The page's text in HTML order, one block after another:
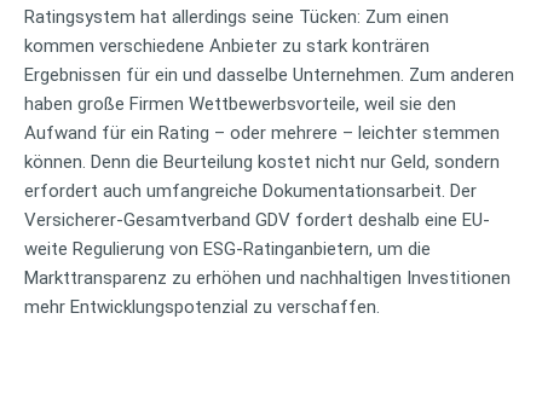
Ratingsystem hat allerdings seine Tücken: Zum einen
kommen verschiedene Anbieter zu stark konträren
Ergebnissen für ein und dasselbe Unternehmen. Zum anderen
haben große Firmen Wettbewerbsvorteile, weil sie den
Aufwand für ein Rating – oder mehrere – leichter stemmen
können. Denn die Beurteilung kostet nicht nur Geld, sondern
erfordert auch umfangreiche Dokumentationsarbeit. Der
Versicherer-Gesamtverband GDV fordert deshalb eine EU-
weite Regulierung von ESG-Ratinganbietern, um die
Markttransparenz zu erhöhen und nachhaltigen Investitionen
mehr Entwicklungspotenzial zu verschaffen.